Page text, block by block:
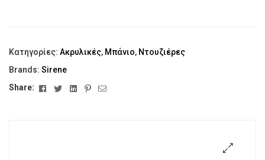
Κατηγορίες: Ακρυλικές, Μπάνιο, Ντουζιέρες
Brands: Sirene
Share:
FacebookTwitterLinkedinPinterest
Email